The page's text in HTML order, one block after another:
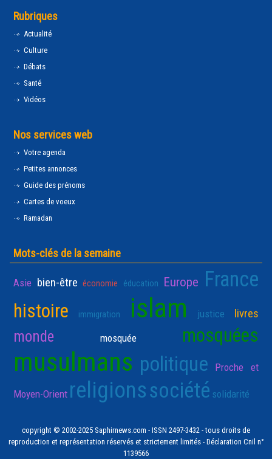
Rubriques
Actualité
Culture
Débats
Santé
Vidéos
Nos services web
Votre agenda
Petites annonces
Guide des prénoms
Cartes de voeux
Ramadan
Mots-clés de la semaine
Asie bien-être économie éducation Europe France
histoire immigration islam justice livres
monde mosquée mosquées
musulmans politique Proche et
Moyen-Orient religionssociété solidarité
copyright © 2002-2025 Saphirnews.com - ISSN 2497-3432 - tous droits de
reproduction et représentation réservés et strictement limités - Déclaration Cnil n°
1139566